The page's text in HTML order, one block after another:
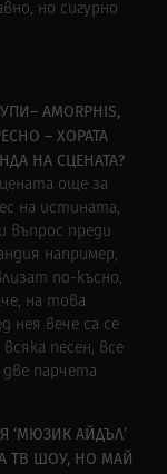
но сигурно
AMORPHIS,
– ХОРАТА
НА СЦЕНАТА?
още за
на истината,
въпрос преди
например,
по-късно,
на това
нея вече са се
песен, все
парчета
‘МЮЗИК АЙДЪЛ’
ТВ ШОУ, НО МАЙ